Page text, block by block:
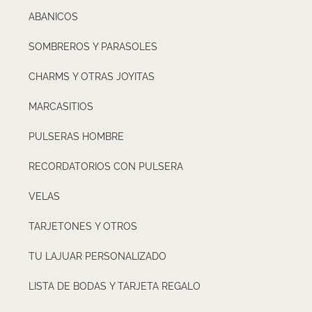
ABANICOS
SOMBREROS Y PARASOLES
CHARMS Y OTRAS JOYITAS
MARCASITIOS
PULSERAS HOMBRE
RECORDATORIOS CON PULSERA
VELAS
TARJETONES Y OTROS
TU LAJUAR PERSONALIZADO
LISTA DE BODAS Y TARJETA REGALO